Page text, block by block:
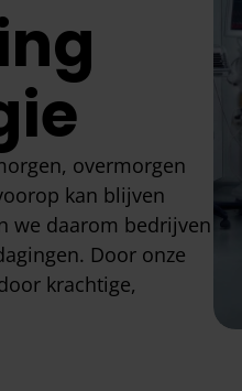
overmorgen
kan blijven
we daarom bedrijven
Door onze
krachtige,